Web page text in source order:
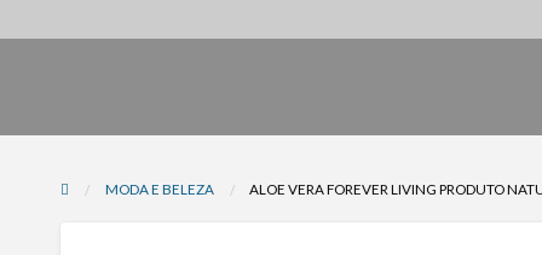
MODA E BELEZA ALOE VERA FOREVER LIVING PRODUTO